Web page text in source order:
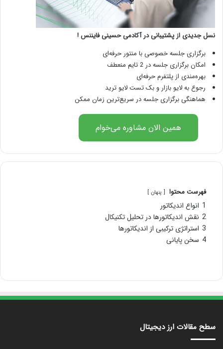
نسل جدیدی از پشتیبانی در آکادمی حسینی فایننس !
برگزاری جلسه خصوصی با منتور حرفه‌ای
امکان برگزاری جلسه در 2 تایم منعطف
بهره‌مندی از پلتفرم حرفه‌ای
رجوع به لایو بازار و بک تست لایو ترید
هماهنگی برگزاری جلسه در سریع‌ترین زمان ممکن
همین الان مشاوره می‌خوام
فهرست محتوا پنهان
1 انواع اندیکاتور
2 نقش اندیکاتورها در تحلیل تکنیکال
3 استراتژی ترکیبی از اندیکاتورها
4 سخن پایانی
سطح مقالات ارز دیجیتال